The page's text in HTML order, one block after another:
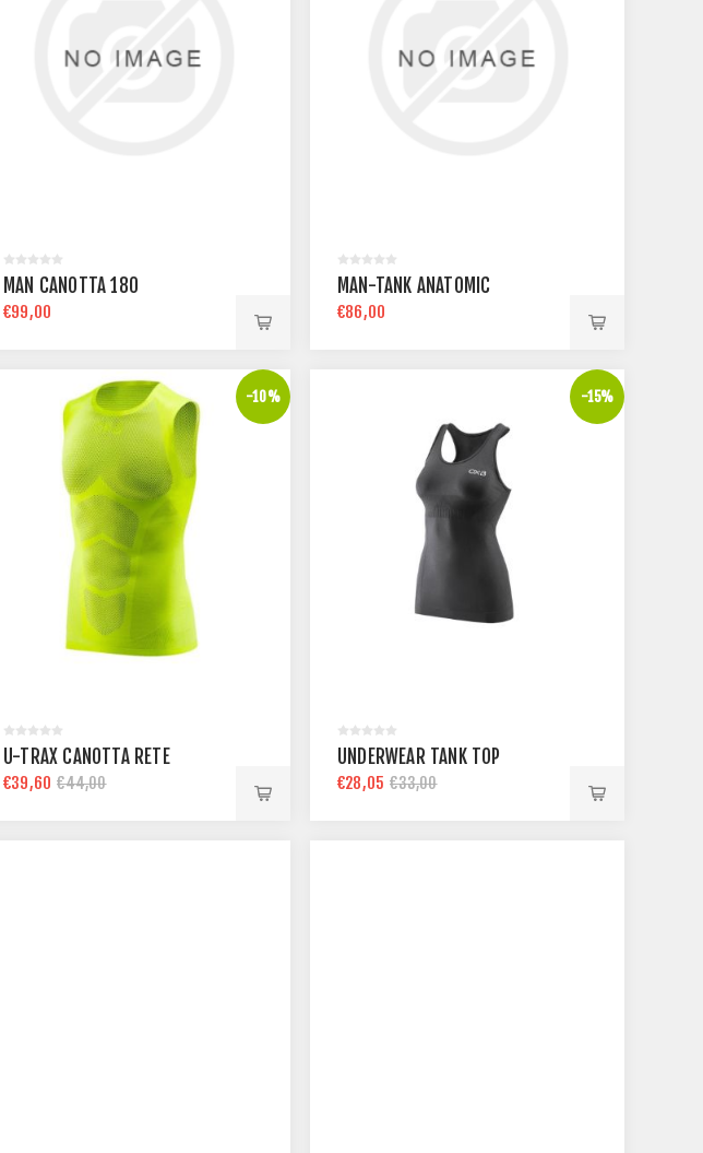
MAN CANOTTA 180
€99,00
MAN-TANK ANATOMIC
€86,00
-10%
U-TRAX CANOTTA RETE
€39,60 €44,00
-15%
UNDERWEAR TANK TOP
€28,05 €33,00